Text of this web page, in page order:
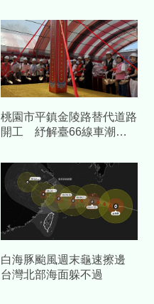
桃園市平鎮金陵路替代道路
開工 紓解臺66線車潮中
白海豚颱風週末龜速擦邊
台灣北部海面躲不過